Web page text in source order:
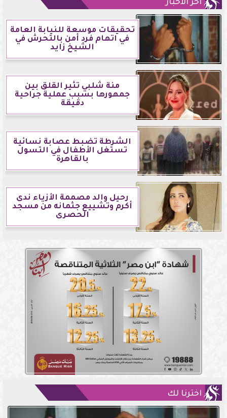
آخر الأخبار
تحقيقات موسعة للنيابة العامة
في اتهام فرد أمن بالتحرش في
الشيخ زايد
منة شلبي تثير القلق بين
جمهورها بسبب عملية جراحية
دقيقة
الشرطة تضبط عصابة نسائية
تستغل الأطفال في التسول
بالقاهرة
رحيل والد مصممة الأزياء ندى
أكرم وتشييع جثمانه من مسجد
الحصرى
اخترنا لك